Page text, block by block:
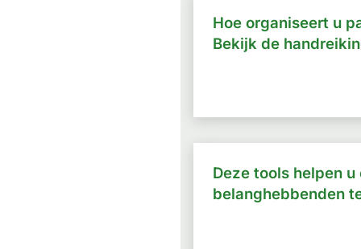
Hoe organiseert u
Bekijk de
Deze tools helpen u
belanghebbenden